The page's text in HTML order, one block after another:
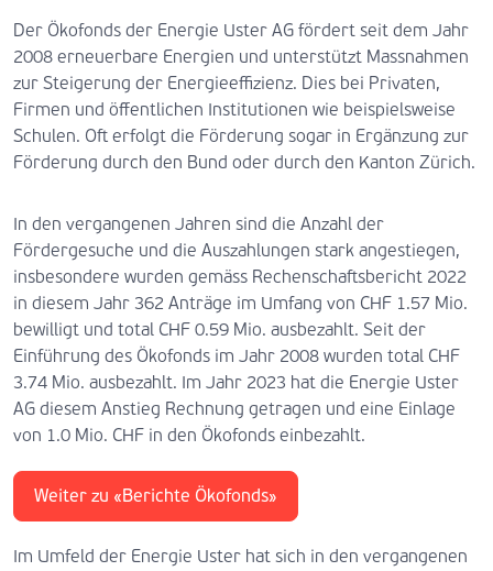
Der Ökofonds der Energie Uster AG fördert seit dem Jahr
2008 erneuerbare Energien und unterstützt Massnahmen
zur Steigerung der Energieeffizienz. Dies bei Privaten,
Firmen und öffentlichen Institutionen wie beispielsweise
Schulen. Oft erfolgt die Förderung sogar in Ergänzung zur
Förderung durch den Bund oder durch den Kanton Zürich.
In den vergangenen Jahren sind die Anzahl der
Fördergesuche und die Auszahlungen stark angestiegen,
insbesondere wurden gemäss Rechenschaftsbericht 2022
in diesem Jahr 362 Anträge im Umfang von CHF 1.57 Mio.
bewilligt und total CHF 0.59 Mio. ausbezahlt. Seit der
Einführung des Ökofonds im Jahr 2008 wurden total CHF
3.74 Mio. ausbezahlt. Im Jahr 2023 hat die Energie Uster
AG diesem Anstieg Rechnung getragen und eine Einlage
von 1.0 Mio. CHF in den Ökofonds einbezahlt.
Weiter zu «Berichte Ökofonds»
Im Umfeld der Energie Uster hat sich in den vergangenen